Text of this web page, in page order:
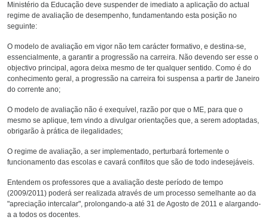
Ministério da Educação deve suspender de imediato a aplicação do actual
regime de avaliação de desempenho, fundamentando esta posição no
seguinte:
O modelo de avaliação em vigor não tem carácter formativo, e destina-se,
essencialmente, a garantir a progressão na carreira. Não devendo ser esse o
objectivo principal, agora deixa mesmo de ter qualquer sentido. Como é do
conhecimento geral, a progressão na carreira foi suspensa a partir de Janeiro
do corrente ano;
O modelo de avaliação não é exequível, razão por que o ME, para que o
mesmo se aplique, tem vindo a divulgar orientações que, a serem adoptadas,
obrigarão à prática de ilegalidades;
O regime de avaliação, a ser implementado, perturbará fortemente o
funcionamento das escolas e cavará conflitos que são de todo indesejáveis.
Entendem os professores que a avaliação deste período de tempo
(2009/2011) poderá ser realizada através de um processo semelhante ao da
"apreciação intercalar", prolongando-a até 31 de Agosto de 2011 e alargando-
a a todos os docentes.